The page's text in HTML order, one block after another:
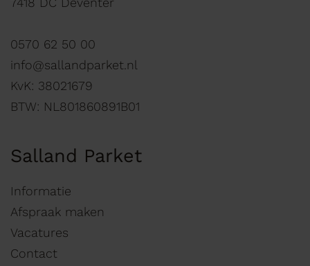
0570 62 50 00
info@sallandparket.nl
KvK: 38021679
BTW: NL801860891B01
Salland Parket
Informatie
Afspraak maken
Vacatures
Contact